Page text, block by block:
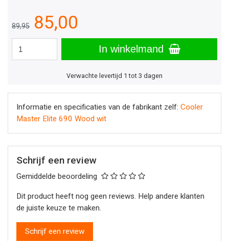
89,95 85,00
In winkelmand
Verwachte levertijd 1 tot 3 dagen
Informatie en specificaties van de fabrikant zelf: Cooler
Master Elite 690 Wood wit
Schrijf een review
Gemiddelde beoordeling
Dit product heeft nog geen reviews. Help andere klanten
de juiste keuze te maken.
Schrijf een review